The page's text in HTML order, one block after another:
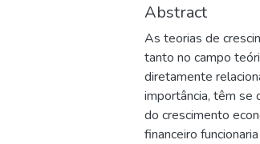
Abstract
As teorias de
tanto no campo
diretamente
importância, têm se
do crescimento
financeiro